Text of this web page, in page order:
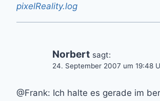
pixelReality.log
Norbert sagt:
24. September 2007 um 19:48
@Frank: Ich halte es gerade im